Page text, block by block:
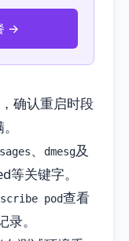
→
确认重启时段
、 dmesg及
关键字。
pod查看
。